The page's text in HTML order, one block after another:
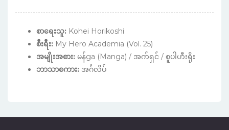
စာရေးသူ: Kohei Horikoshi
စီးရီး: My Hero Academia (Vol. 25)
အမျိုးအစား: မန်ga (Manga) / အက်ရှင် / စူပါဟီးရိုး
ဘာသာစကား: အင်္ဂလိပ်